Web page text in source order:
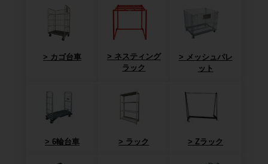
カゴ台車
ネスティング
ラック
メッシュパレ
ット
6輪台車 ラック Zラック